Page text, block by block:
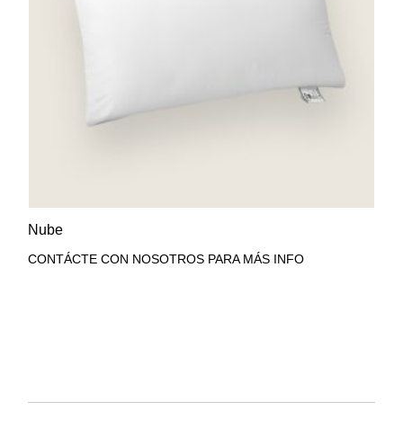
Nube
CONTÁCTE CON NOSOTROS PARA MÁS INFO